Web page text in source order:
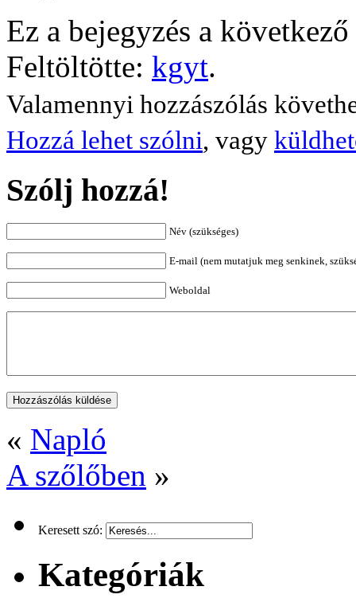
Ez a bejegyzés a
Feltöltötte: kgyt.
Valamennyi hozzászólás
Hozzá lehet szólni, vagy
Szólj hozzá!
Név (szükséges)
E-mail (nem mutatjuk meg senkinek,
Weboldal
« Napló
A szőlőben »
Keresett szó:
Kategóriák